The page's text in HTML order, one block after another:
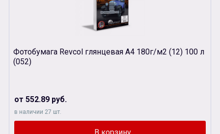
Фотобумага Revcol глянцевая А4 180г/м2 (12) 100 л
(052)
от 552.89 руб.
в наличии 27 шт.